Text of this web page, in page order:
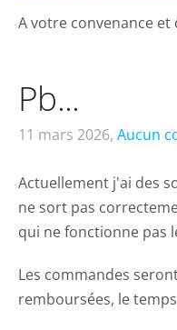
A votre convenance et
Pb...
11 mars 2026, Aucun
Actuellement j'ai des
ne sort pas
qui ne fonctionne pas
Les commandes
remboursées, le